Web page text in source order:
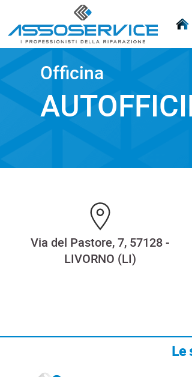
Officina
AUTOFFICINA
Officina
Via del Pastore, 7, 57128 -
LIVORNO (LI)
Le